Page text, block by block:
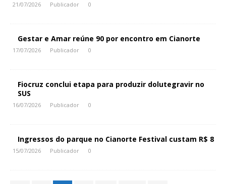
21/07/2026 Publicador 0
Gestar e Amar reúne 90 por encontro em Cianorte
17/07/2026 Publicador 0
Fiocruz conclui etapa para produzir dolutegravir no
SUS
16/07/2026 Publicador 0
Ingressos do parque no Cianorte Festival custam R$ 8
15/07/2026 Publicador 0